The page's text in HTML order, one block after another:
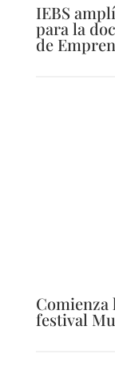
IEBS
para la
de
Comienza
festival